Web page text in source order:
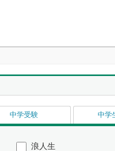
中学受験 中学
浪人生